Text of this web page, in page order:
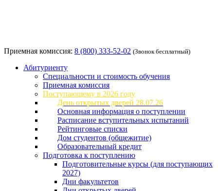
Приемная комиссия: 8 (800) 333-52-02 (Звонок бесплатный)
Абитуриенту
Специальности и стоимость обучения
Приемная комиссия
Поступающему в 2026 году
День открытых дверей 28.07.26
Основная информация о поступлении
Расписание вступительных испытаний
Рейтинговые списки
Дом студентов (общежитие)
Образовательный кредит
Подготовка к поступлению
Подготовительные курсы (для поступающих
2027)
Дни факультетов